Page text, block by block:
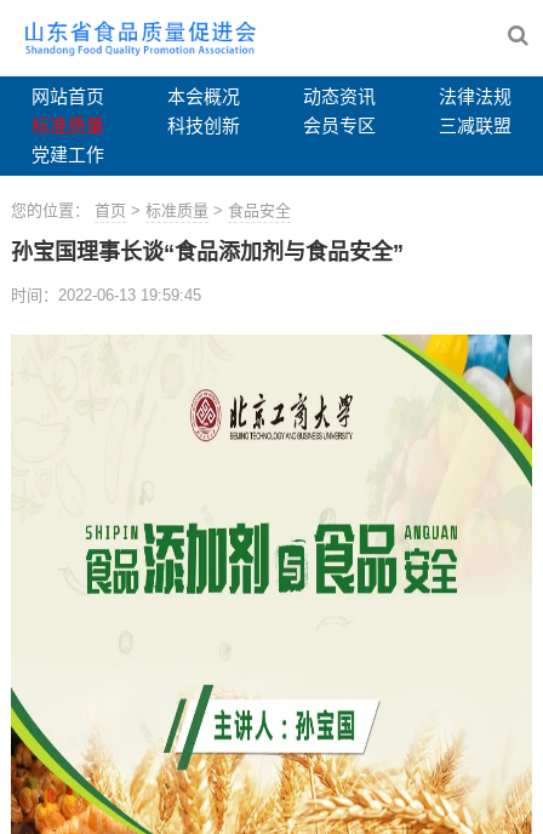
网站首页 本会概况 动态资讯
法律法规
标准质量
科技创新 会员专区
三减联盟
党建工作
您的位置： 首页 > 标准质量 > 食品安全
孙宝国理事长谈“食品添加剂与食品安全”
时间：2022-06-13 19:59:45